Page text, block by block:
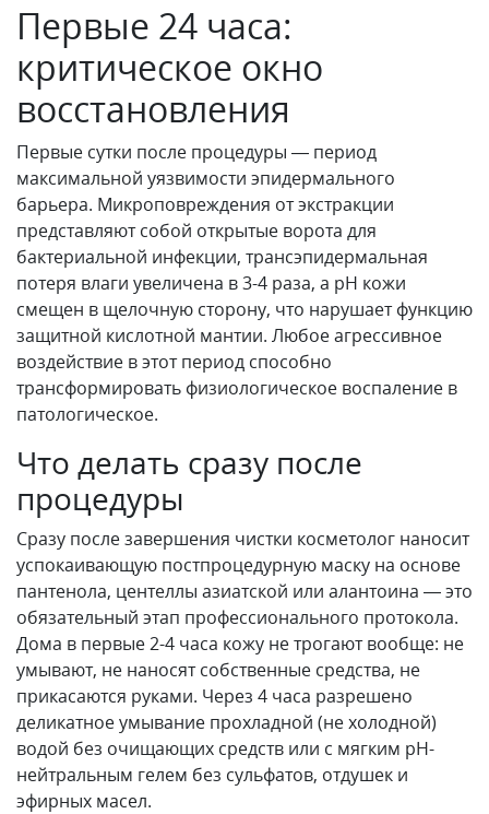
Первые 24 часа:
критическое окно
восстановления
Первые сутки после процедуры — период
максимальной уязвимости эпидермального
барьера. Микроповреждения от экстракции
представляют собой открытые ворота для
бактериальной инфекции, трансэпидермальная
потеря влаги увеличена в 3-4 раза, а pH кожи
смещен в щелочную сторону, что нарушает функцию
защитной кислотной мантии. Любое агрессивное
воздействие в этот период способно
трансформировать физиологическое воспаление в
патологическое.
Что делать сразу после
процедуры
Сразу после завершения чистки косметолог наносит
успокаивающую постпроцедурную маску на основе
пантенола, центеллы азиатской или алантоина — это
обязательный этап профессионального протокола.
Дома в первые 2-4 часа кожу не трогают вообще: не
умывают, не наносят собственные средства, не
прикасаются руками. Через 4 часа разрешено
деликатное умывание прохладной (не холодной)
водой без очищающих средств или с мягким pH-
нейтральным гелем без сульфатов, отдушек и
эфирных масел.